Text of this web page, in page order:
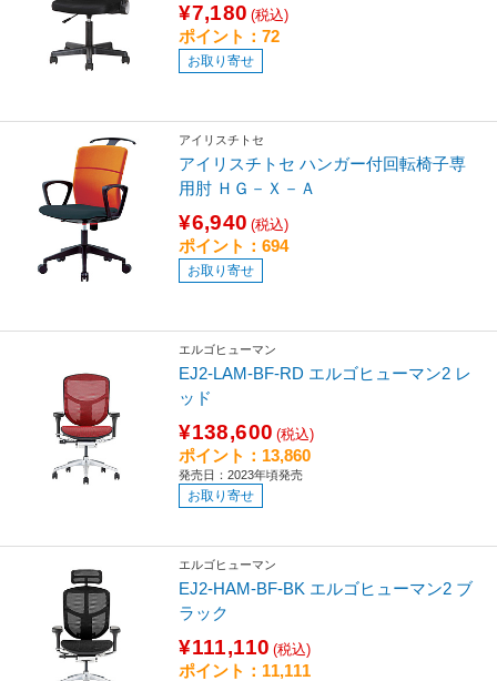
¥7,180 (税込)
ポイント：72
お取り寄せ
アイリスチトセ
アイリスチトセ ハンガー付回転椅子専
用肘 ＨＧ－Ｘ－Ａ
¥6,940 (税込)
ポイント：694
お取り寄せ
エルゴヒューマン
EJ2-LAM-BF-RD エルゴヒューマン2 レ
ッド
¥138,600 (税込)
ポイント：13,860
発売日：2023年頃発売
お取り寄せ
エルゴヒューマン
EJ2-HAM-BF-BK エルゴヒューマン2 ブ
ラック
¥111,110 (税込)
ポイント：11,111